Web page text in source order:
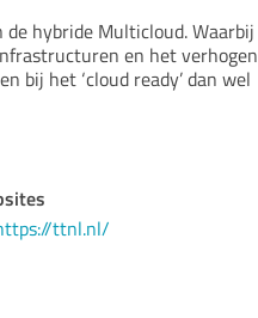
hybride Multicloud. Waarbij
en het verhogen
bij het ‘cloud ready’ dan wel
ttnl.nl/